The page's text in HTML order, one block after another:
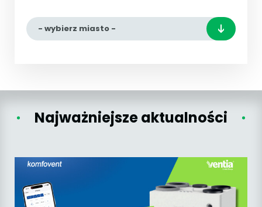
- wybierz miasto -
Najważniejsze aktualności